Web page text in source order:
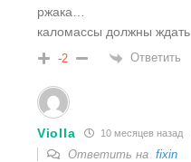
ржака…
каломассы должны ждать.
-2 Ответить
Violla 10 месяцев назад
Ответить на fixin